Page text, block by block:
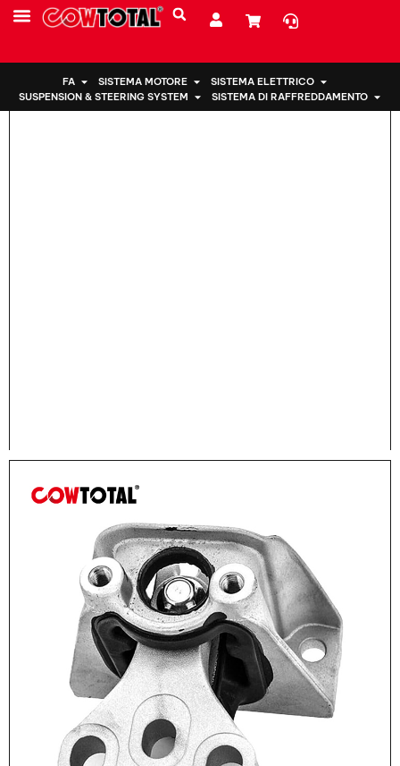
FA SISTEMA MOTORE
SISTEMA ELETTRICO
SUSPENSION & STEERING SYSTEM
SISTEMA DI RAFFREDDAMENTO
Casa > Supporto motore 50850-SWA-A81 Per Honda